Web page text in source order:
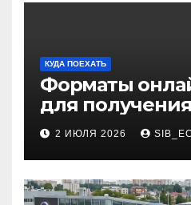
КУДА ПОЕХАТЬ
Форматы
для
профессий
2 ИЮЛЯ 2026